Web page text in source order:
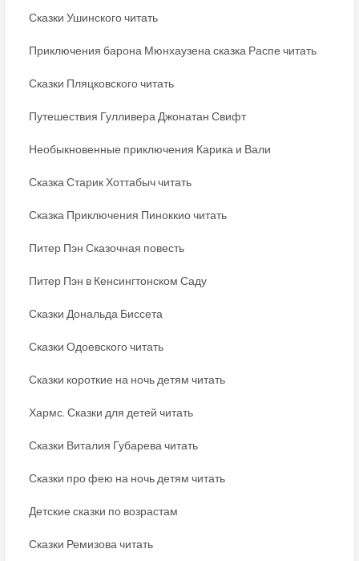
Сказки Ушинского читать
Приключения барона Мюнхаузена сказка Распе читать
Сказки Пляцковского читать
Путешествия Гулливера Джонатан Свифт
Необыкновенные приключения Карика и Вали
Сказка Старик Хоттабыч читать
Сказка Приключения Пиноккио читать
Питер Пэн Сказочная повесть
Питер Пэн в Кенсингтонском Саду
Сказки Дональда Биссета
Сказки Одоевского читать
Сказки короткие на ночь детям читать
Хармс. Сказки для детей читать
Сказки Виталия Губарева читать
Сказки про фею на ночь детям читать
Детские сказки по возрастам
Сказки Ремизова читать